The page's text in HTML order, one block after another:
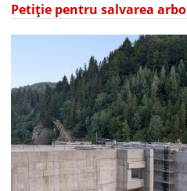
Petiție pentru salvarea